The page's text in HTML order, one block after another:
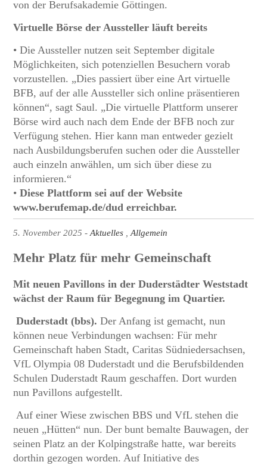
von der Berufsakademie Göttingen.
Virtuelle Börse der Aussteller läuft bereits
• Die Aussteller nutzen seit September digitale
Möglichkeiten, sich potenziellen Besuchern vorab
vorzustellen. „Dies passiert über eine Art virtuelle
BFB, auf der alle Aussteller sich online präsentieren
können“, sagt Saul. „Die virtuelle Plattform unserer
Börse wird auch nach dem Ende der BFB noch zur
Verfügung stehen. Hier kann man entweder gezielt
nach Ausbildungsberufen suchen oder die Aussteller
auch einzeln anwählen, um sich über diese zu
informieren.“
• Diese Plattform sei auf der Website
www.berufemap.de/dud erreichbar.
5. November 2025 Aktuelles Allgemein
Mehr Platz für mehr Gemeinschaft
Mit neuen Pavillons in der Duderstädter Weststadt
wächst der Raum für Begegnung im Quartier.
Duderstadt (bbs). Der Anfang ist gemacht, nun
können neue Verbindungen wachsen: Für mehr
Gemeinschaft haben Stadt, Caritas Südniedersachsen,
VfL Olympia 08 Duderstadt und die Berufsbildenden
Schulen Duderstadt Raum geschaffen. Dort wurden
nun Pavillons aufgestellt.
Auf einer Wiese zwischen BBS und VfL stehen die
neuen „Hütten“ nun. Der bunt bemalte Bauwagen, der
seinen Platz an der Kolpingstraße hatte, war bereits
dorthin gezogen worden. Auf Initiative des